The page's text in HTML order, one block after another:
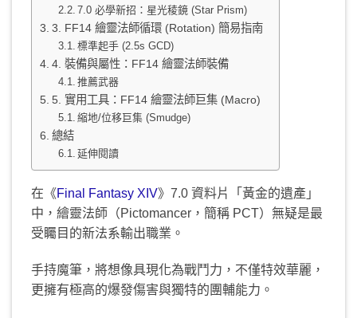
7.0 必學新招：星光稜鏡 (Star Prism)
3. FF14 繪靈法師循環 (Rotation) 簡易指南
標準起手 (2.5s GCD)
4. 裝備與屬性：FF14 繪靈法師裝備
推薦武器
5. 實用工具：FF14 繪靈法師巨集 (Macro)
縮地/位移巨集 (Smudge)
總結
延伸閱讀
在《Final Fantasy XIV》7.0 資料片「黃金的遺產」
中，繪靈法師（Pictomancer，簡稱 PCT）無疑是最
受矚目的新法系輸出職業。
手持魔筆，將想像具現化為戰鬥力，不僅特效華麗，
更擁有極高的爆發傷害與獨特的團輔能力。